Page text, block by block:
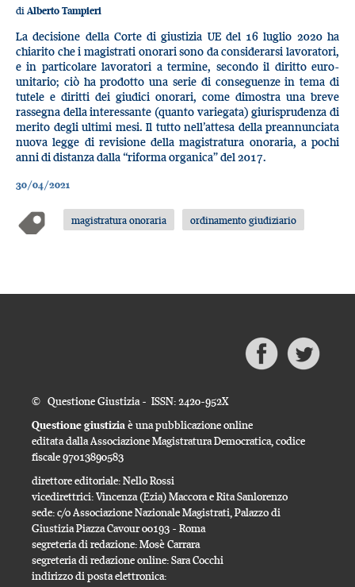
di Alberto Tampieri
La decisione della Corte di giustizia UE del 16 luglio 2020 ha
chiarito che i magistrati onorari sono da considerarsi lavoratori,
e in particolare lavoratori a termine, secondo il diritto euro-
unitario; ciò ha prodotto una serie di conseguenze in tema di
tutele e diritti dei giudici onorari, come dimostra una breve
rassegna della interessante (quanto variegata) giurisprudenza di
merito degli ultimi mesi. Il tutto nell’attesa della preannunciata
nuova legge di revisione della magistratura onoraria, a pochi
anni di distanza dalla “riforma organica” del 2017.
30/04/2021
magistratura onoraria ordinamento giudiziario
© Questione Giustizia - ISSN: 2420-952X
Questione giustiziaè una pubblicazione online
editata dalla Associazione Magistratura Democratica, codice
fiscale 97013890583
direttore editoriale: Nello Rossi
vicedirettrici: Vincenza (Ezia) Maccora e Rita Sanlorenzo
sede: c/o Associazione Nazionale Magistrati, Palazzo di
Giustizia Piazza Cavour 00193 - Roma
segreteria di redazione: Mosè Carrara
segreteria di redazione online: Sara Cocchi
indirizzo di posta elettronica: